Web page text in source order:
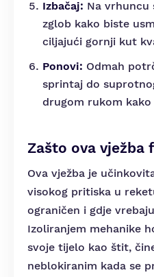
Izbačaj: Na vrhuncu
zglob kako biste
ciljajući gornji kut
Ponovi: Odmah
sprintaj do
drugom rukom
Zašto ova vježba
Ova vježba je
visokog pritiska u
ograničen i gdje
Izoliranjem mehanike
svoje tijelo kao štit,
neblokiranim kada se